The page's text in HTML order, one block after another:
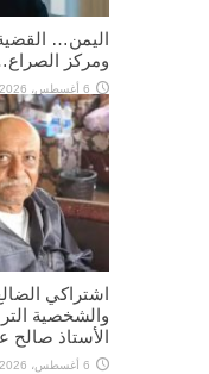
اليمن…
ومركز
6 أغسطس، 2026
اشتراكي
والشخصية
الأستاذ
6 أغسطس، 2026